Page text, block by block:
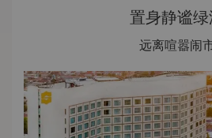
置身静谧绿
远离喧嚣闹